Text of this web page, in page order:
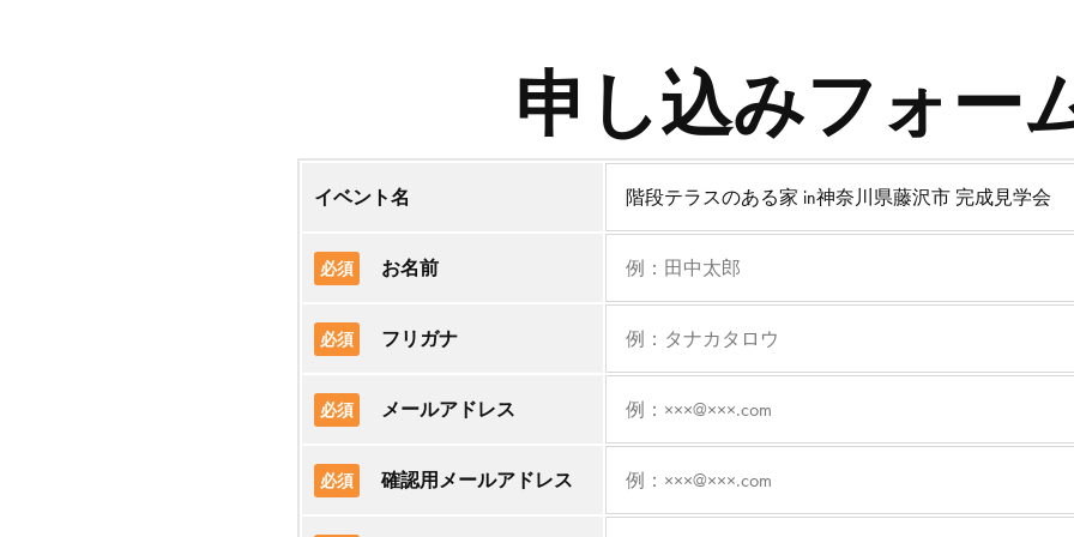
申し込みフォー
イベント名
必須 お名前
必須 フリガナ
必須 メールアドレス
必須 確認用メールアドレス